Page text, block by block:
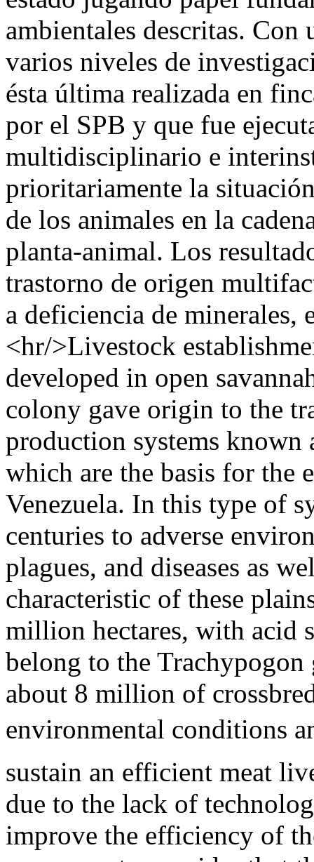
ambientales descritas.
varios niveles de
ésta última realizada en
por el SPB y que fue
multidisciplinario e
prioritariamente la
de los animales en la
planta-animal. Los
trastorno de origen
a deficiencia de minerales,
<hr/>Livestock
developed in open
colony gave origin to the
production systems known
which are the basis for
Venezuela. In this type of
centuries to adverse
plagues, and diseases as
characteristic of these
million hectares, with acid
belong to the Trachypogon
about 8 million of
environmental conditions
sustain an efficient meat
due to the lack of
improve the efficiency of